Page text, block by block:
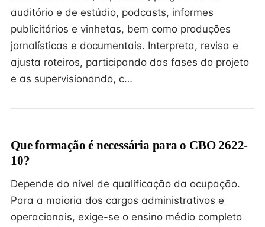
auditório e de estúdio, podcasts, informes
publicitários e vinhetas, bem como produções
jornalísticas e documentais. Interpreta, revisa e
ajusta roteiros, participando das fases do projeto
e as supervisionando, c…
Que formação é necessária para o CBO 2622-
10?
Depende do nível de qualificação da ocupação.
Para a maioria dos cargos administrativos e
operacionais, exige-se o ensino médio completo